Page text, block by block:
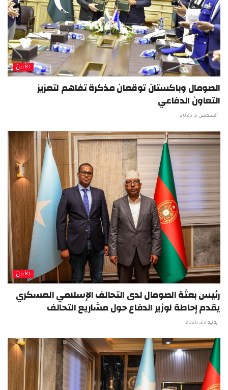
الأمن
الصومال وباكستان توقعان مذكرة تفاهم لتعزيز
التعاون الدفاعي
أغسطس 5, 2026
الأمن
رئيس بعثة الصومال لدى التحالف الإسلامي العسكري
يقدم إحاطة لوزير الدفاع حول مشاريع التحالف
يونيو 23, 2026